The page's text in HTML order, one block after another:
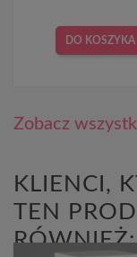
DO KOSZYKA
Zobacz
KLIENCI,
TEN
RÓWNIEŻ: